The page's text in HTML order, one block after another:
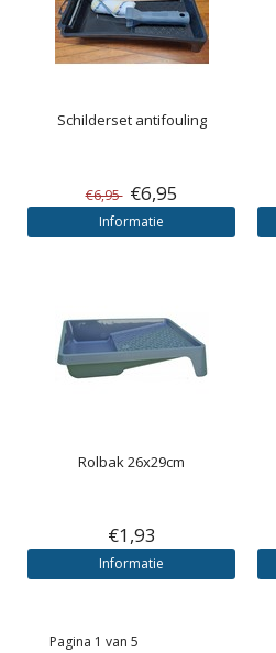
Schilderset antifouling
€6,95 €6,95
Informatie
Rolbak 26x29cm
€1,93
Informatie
Pagina 1 van 5